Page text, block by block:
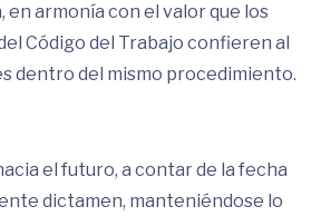
en armonía con el valor que los
Código del Trabajo confieren al
dentro del mismo procedimiento.
el futuro, a contar de la fecha
dictamen, manteniéndose lo